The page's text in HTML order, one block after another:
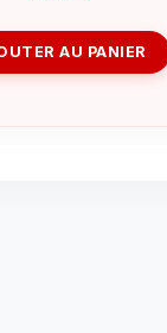
AU PANIER